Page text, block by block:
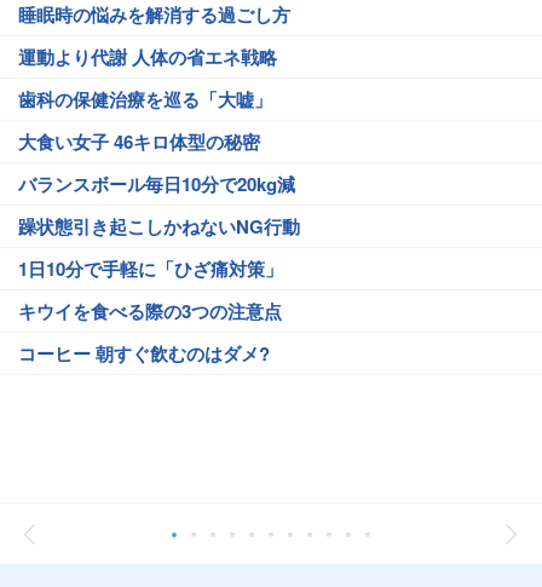
睡眠時の悩みを解消する過ごし方
運動より代謝 人体の省エネ戦略
歯科の保健治療を巡る「大嘘」
大食い女子 46キロ体型の秘密
バランスボール毎日10分で20kg減
躁状態引き起こしかねないNG行動
1日10分で手軽に「ひざ痛対策」
キウイを食べる際の3つの注意点
コーヒー 朝すぐ飲むのはダメ?